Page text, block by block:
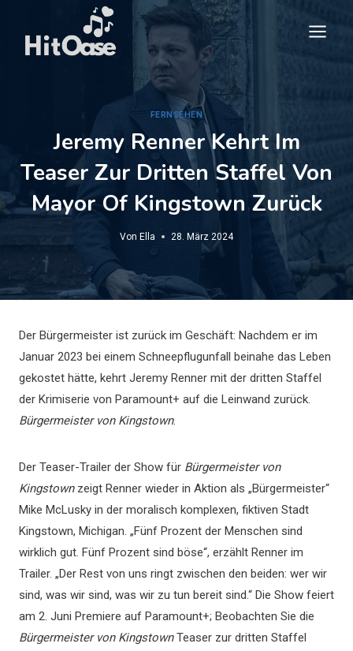
springen
FERNSEHEN
Jeremy Renner Kehrt Im
Teaser Zur Dritten Staffel Von
Mayor Of Kingstown Zurück
Von Ella 28. März 2024
Der Bürgermeister ist zurück im Geschäft: Nachdem er im
Januar 2023 bei einem Schneepflugunfall beinahe das Leben
gekostet hätte, kehrt Jeremy Renner mit der dritten Staffel
der Krimiserie von Paramount+ auf die Leinwand zurück.
Bürgermeister von Kingstown.
Der Teaser-Trailer der Show für Bürgermeister von
Kingstownzeigt Renner wieder in Aktion als „Bürgermeister“
Mike McLusky in der moralisch komplexen, fiktiven Stadt
Kingstown, Michigan. „Fünf Prozent der Menschen sind
wirklich gut. Fünf Prozent sind böse“, erzählt Renner im
Trailer. „Der Rest von uns ringt zwischen den beiden: wer wir
sind, was wir sind, was wir zu tun bereit sind.“ Die Show feiert
am 2. Juni Premiere auf Paramount+; Beobachten Sie die
Bürgermeister von KingstownTeaser zur dritten Staffel